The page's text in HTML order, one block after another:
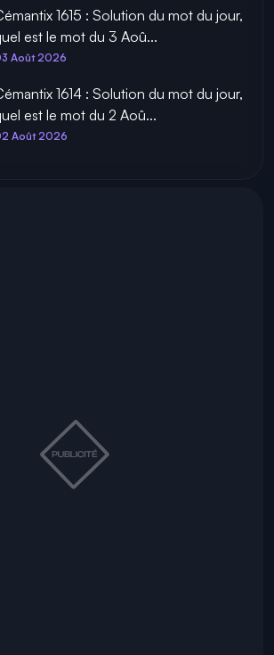
1615 : Solution du mot du jour,
est le mot du 3 Aoû...
Août 2026
1614 : Solution du mot du jour,
est le mot du 2 Aoû...
Août 2026